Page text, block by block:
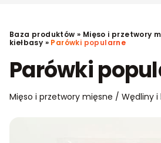
Baza produktów » Mięso i przetwory
kiełbasy » Parówki popularne
Parówki
Mięso i przetwory mięsne / Wędliny i